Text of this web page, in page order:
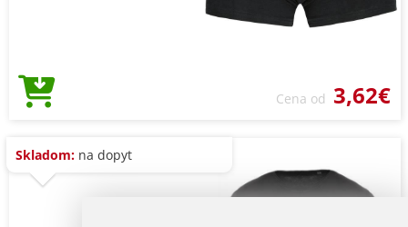
Cena od 3,62€
Skladom: na dopyt